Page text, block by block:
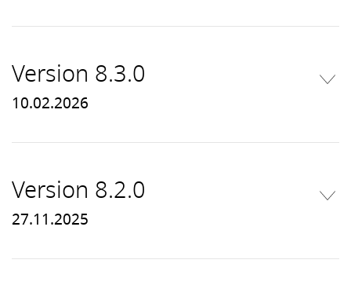
Version 8.3.0
10.02.2026
Version 8.2.0
27.11.2025